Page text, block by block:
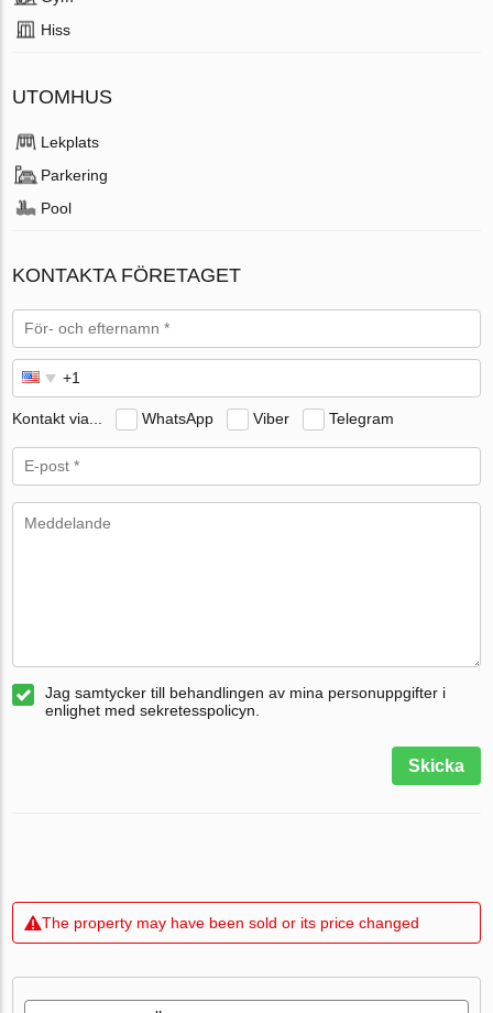
Hiss
UTOMHUS
Lekplats
Parkering
Pool
KONTAKTA FÖRETAGET
Kontakt via... WhatsApp Viber Telegram
Jag samtycker till behandlingen av mina personuppgifter i
enlighet med sekretesspolicyn.
Skicka
The property may have been sold or its price changed